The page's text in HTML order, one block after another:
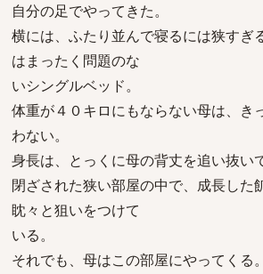
自分の足でやってきた。
横には、ふたり並んで寝るには狭すぎ
はまったく問題のな
いシングルベッド。
体重が４０キロにもならない母は、き
わない。
身長は、とっくに母の背丈を追い抜い
閉ざされた狭い部屋の中で、成長した
眈々と狙いをつけて
いる。
それでも、母はこの部屋にやってくる。